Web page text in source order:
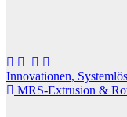
Innovationen,
MRS-Extrusion &